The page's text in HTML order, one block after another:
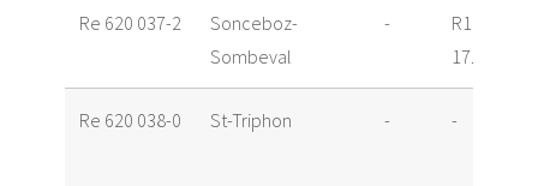
Re 620 037-2
Sonceboz-
Sombeval
-
R1
17.04.15
Re 620 038-0 St-Triphon - -